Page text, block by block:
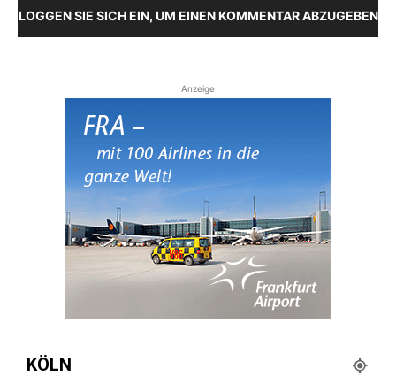
LOGGEN SIE SICH EIN, UM EINEN KOMMENTAR ABZUGEBEN
Anzeige
KÖLN